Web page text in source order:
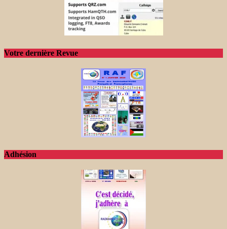
Votre dernière Revue
Adhésion